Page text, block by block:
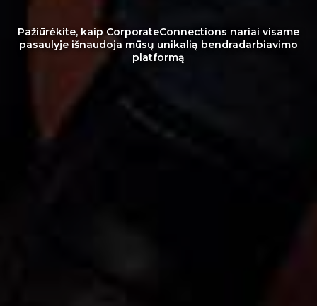
Pažiūrėkite, kaip CorporateConnections nariai visame
pasaulyje išnaudoja mūsų unikalią bendradarbiavimo
platformą